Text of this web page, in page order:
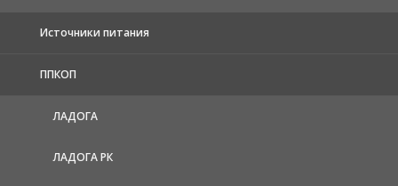
Источники питания
ППКОП
ЛАДОГА
ЛАДОГА РК